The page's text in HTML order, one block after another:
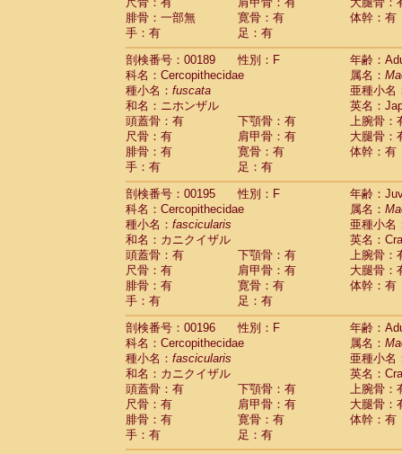
腓骨：一部無
寛骨：有
体幹：有
手：有
足：有
剖検番号：00189
性別：F
年齢：
科名：Cercopithecidae
属名：
種小名： fuscata
亜種小名
和名：ニホンザル
英名：
頭蓋骨：有
下顎骨：有
上腕骨：
尺骨：有
肩甲骨：有
大腿骨：
腓骨：有
寛骨：有
体幹：有
手：有
足：有
剖検番号：00195
性別：F
年齢：
科名：Cercopithecidae
属名：
種小名： fascicularis
亜種小名
和名：カニクイザル
英名：
頭蓋骨：有
下顎骨：有
上腕骨：
尺骨：有
肩甲骨：有
大腿骨：
腓骨：有
寛骨：有
体幹：有
手：有
足：有
剖検番号：00196
性別：F
年齢：
科名：Cercopithecidae
属名：
種小名： fascicularis
亜種小名
和名：カニクイザル
英名：
頭蓋骨：有
下顎骨：有
上腕骨：
尺骨：有
肩甲骨：有
大腿骨：
腓骨：有
寛骨：有
体幹：有
手：有
足：有